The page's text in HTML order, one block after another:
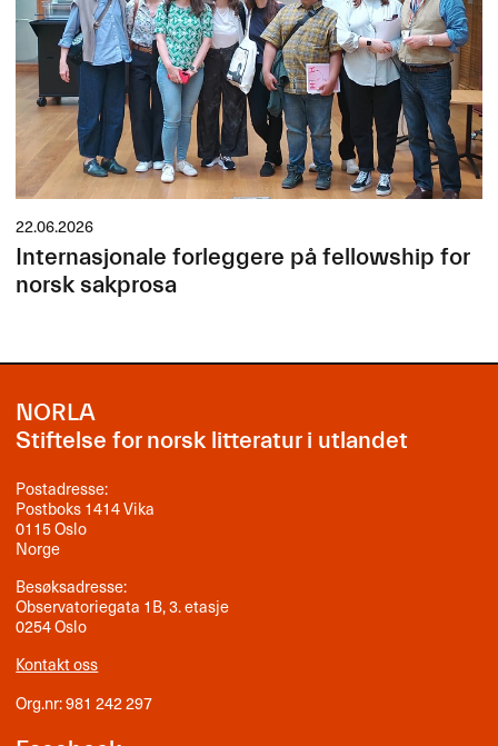
22.06.2026
Internasjonale forleggere på fellowship for
norsk sakprosa
NORLA
Stiftelse for norsk litteratur i utlandet
Postadresse:
Postboks 1414 Vika
0115 Oslo
Norge
Besøksadresse:
Observatoriegata 1B, 3. etasje
0254 Oslo
Kontakt oss
Org.nr: 981 242 297